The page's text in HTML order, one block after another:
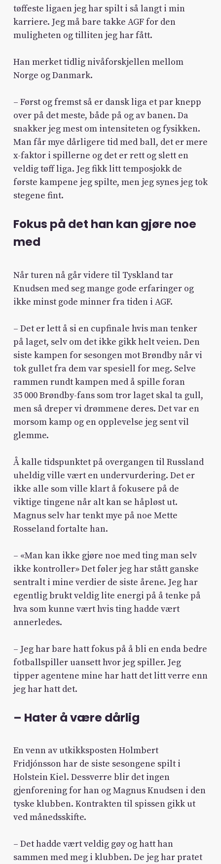
tøffeste ligaen jeg har spilt i så langt i min
karriere. Jeg må bare takke AGF for den
muligheten og tilliten jeg har fått.
Han merket tidlig nivåforskjellen mellom
Norge og Danmark.
– Først og fremst så er dansk liga et par knepp
over på det meste, både på og av banen. Da
snakker jeg mest om intensiteten og fysikken.
Man får mye dårligere tid med ball, det er mere
x-faktor i spillerne og det er rett og slett en
veldig tøff liga. Jeg fikk litt temposjokk de
første kampene jeg spilte, men jeg synes jeg tok
stegene fint.
Fokus på det han kan gjøre noe
med
Når turen nå går videre til Tyskland tar
Knudsen med seg mange gode erfaringer og
ikke minst gode minner fra tiden i AGF.
– Det er lett å si en cupfinale hvis man tenker
på laget, selv om det ikke gikk helt veien. Den
siste kampen for sesongen mot Brøndby når vi
tok gullet fra dem var spesiell for meg. Selve
rammen rundt kampen med å spille foran
35 000 Brøndby-fans som tror laget skal ta gull,
men så dreper vi drømmene deres. Det var en
morsom kamp og en opplevelse jeg sent vil
glemme.
Å kalle tidspunktet på overgangen til Russland
uheldig ville vært en undervurdering. Det er
ikke alle som ville klart å fokusere på de
viktige tingene når alt kan se håpløst ut.
Magnus selv har tenkt mye på noe Mette
Rosseland fortalte han.
– «Man kan ikke gjøre noe med ting man selv
ikke kontroller» Det føler jeg har stått ganske
sentralt i mine verdier de siste årene. Jeg har
egentlig brukt veldig lite energi på å tenke på
hva som kunne vært hvis ting hadde vært
annerledes.
– Jeg har bare hatt fokus på å bli en enda bedre
fotballspiller uansett hvor jeg spiller. Jeg
tipper agentene mine har hatt det litt verre enn
jeg har hatt det.
– Hater å være dårlig
En venn av utkikksposten Holmbert
Fridjónsson har de siste sesongene spilt i
Holstein Kiel. Dessverre blir det ingen
gjenforening for han og Magnus Knudsen i den
tyske klubben. Kontrakten til spissen gikk ut
ved månedsskifte.
– Det hadde vært veldig gøy og hatt han
sammen med meg i klubben. De jeg har pratet